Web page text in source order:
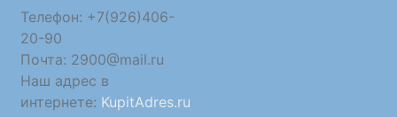
Телефон: +7(926)406-
20-90
Почта: 2900@mail.ru
Наш адрес в
интернете: KupitAdres.ru